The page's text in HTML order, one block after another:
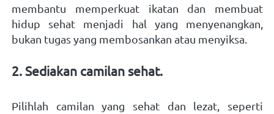
membantu memperkuat ikatan dan membuat
hidup sehat menjadi hal yang menyenangkan,
bukan tugas yang membosankan atau menyiksa.
2. Sediakan camilan sehat.
Pilihlah camilan yang sehat dan lezat, seperti